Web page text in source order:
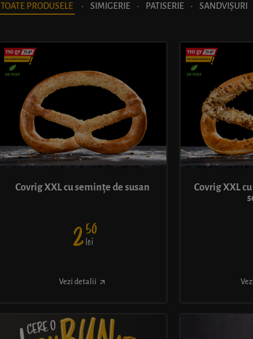
TOATE PRODUSELE · SIMIGERIE · PATISERIE · SANDVIȘURI
Covrig XXL cu semințe de susan
250
lei
Vezi detalii
Covrig XXL